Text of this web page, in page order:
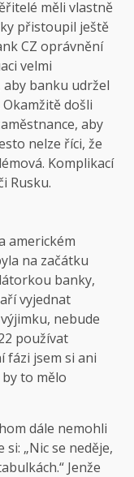
měli vlastně
přistoupil ještě
CZ oprávnění
velmi
banku udržel
došli
aby
nelze říci, že
Komplikací
Rusku.
americkém
na začátku
banky,
vyjednat
nebude
používat
fázi jsem si ani
to mělo
dále nemohli
„Nic se neděje,
Jenže